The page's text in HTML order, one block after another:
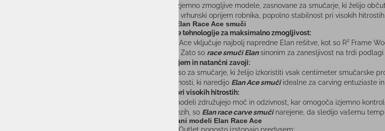
ponujamo izjemno zmogljive modele, zasnovane za smučarje, ki želijo
ki zahtevajo vrhunski oprijem robnika, popolno stabilnost pri visokih
Prednosti Elan Race Ace smuči
Tekmovalne tehnologije za maksimalno zmogljivost:
Serija Race Ace vključuje najbolj napredne Elan rešitve, kot so R² Frame
natančnost. Zato so race smuči Elansinonim za zanesljivost na trdi podlagi
Popoln oprijem in natančni zavoji:
Zasnovane so za smučarje, ki želijo izkoristiti vsak centimeter smučarske
ključne lastnosti, ki naredijo Elan Ace smučiidealne za carving entuziaste
Stabilnost pri visokih hitrostih:
Race Ace modeli združujejo moč in odzivnost, kar omogoča izjemno
krajših SL rezih, so Elan race carve smučinarejene, da sledijo vašemu
Najbolj iskani modeli Elan Race Ace
V AS Sport Outlet pogosto izstopajo predvsem: